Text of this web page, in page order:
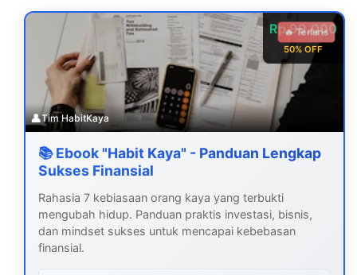
Rp 99.000
50% OFF
🔥 Terlaris
👤Tim HabitKaya
📚 Ebook "Habit Kaya" - Panduan Lengkap
Sukses Finansial
Rahasia 7 kebiasaan orang kaya yang terbukti
mengubah hidup. Panduan praktis investasi, bisnis,
dan mindset sukses untuk mencapai kebebasan
finansial.